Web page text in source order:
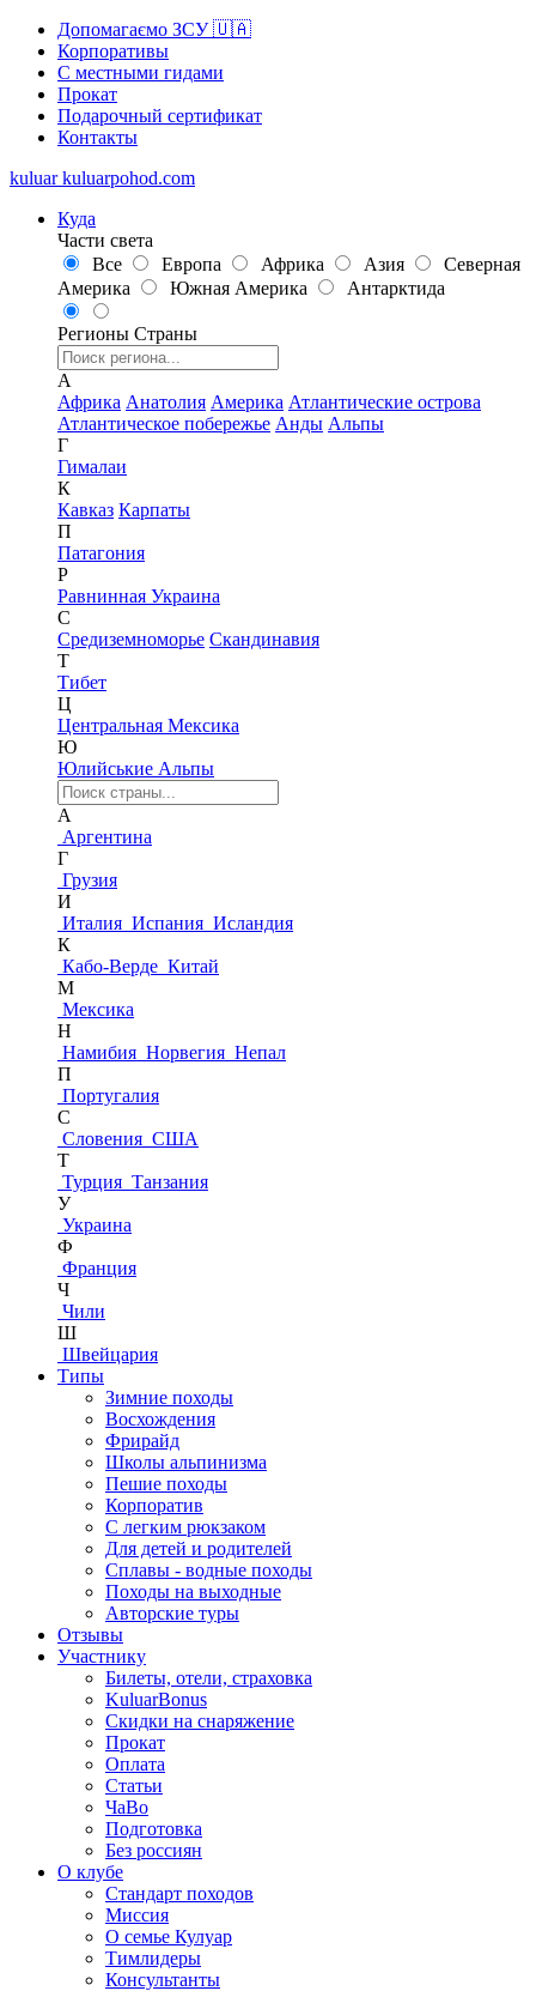
Допомагаємо ЗСУ 🇺🇦
Корпоративы
С местными гидами
Прокат
Подарочный сертификат
Контакты
kuluar kuluarpohod.com
Куда
Части света
Все
Европа Африка Азия
Северная
Америка
Южная Америка Антарктида
Регионы Страны
А
Африка Анатолия Америка Атлантические острова
Атлантическое побережье Анды Альпы
Г
Гималаи
К
Кавказ Карпаты
П
Патагония
Р
Равнинная Украина
С
Средиземноморье Скандинавия
Т
Тибет
Ц
Центральная Мексика
Ю
Юлийськие Альпы
А
Аргентина
Г
Грузия
И
Италия Испания Исландия
К
Кабо-Верде Китай
М
Мексика
Н
Намибия Норвегия Непал
П
Португалия
С
Словения США
Т
Турция Танзания
У
Украина
Ф
Франция
Ч
Чили
Ш
Швейцария
Типы
Зимние походы
Восхождения
Фрирайд
Школы альпинизма
Пешие походы
Корпоратив
С легким рюкзаком
Для детей и родителей
Сплавы - водные походы
Походы на выходные
Авторские туры
Отзывы
Участнику
Билеты, отели, страховка
KuluarBonus
Скидки на снаряжение
Прокат
Оплата
Статьи
ЧаВо
Подготовка
Без россиян
О клубе
Стандарт походов
Миссия
О семье Кулуар
Тимлидеры
Консультанты